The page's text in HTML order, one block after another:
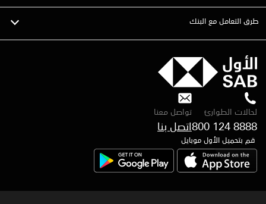
طرق التعامل مع البنك
لحالات الطوارئ
800 124 8888
تواصل معنا
اتصل بنا
قم بتحميل الأول موبايل